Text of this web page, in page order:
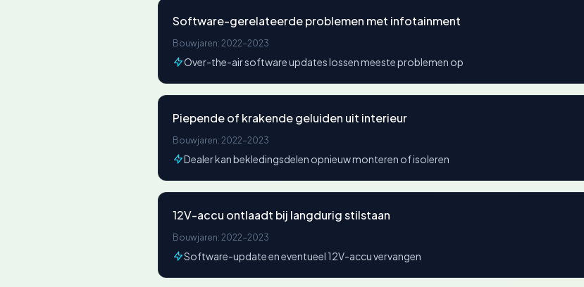
Software-gerelateerde problemen met infotainment
Bouwjaren: 2022-2023
Over-the-air software updates lossen meeste problemen op
Piepende of krakende geluiden uit interieur
Bouwjaren: 2022-2023
Dealer kan bekledingsdelen opnieuw monteren of isoleren
12V-accu ontlaadt bij langdurig stilstaan
Bouwjaren: 2022-2023
Software-update en eventueel 12V-accu vervangen